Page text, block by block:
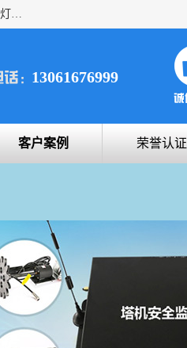
上海宇叶电子科技有限公司是吊钩视频监控、升降机监控、卸料平台监控、塔吊防碰撞、黑匣子防碰撞、风速仪，太阳能障碍灯安全提示灯等一系列升降机的常用配件产品专业研发生产加工的公司，拥有完整、科学的质量管理体系。
13061676999
客户案例 荣誉认证